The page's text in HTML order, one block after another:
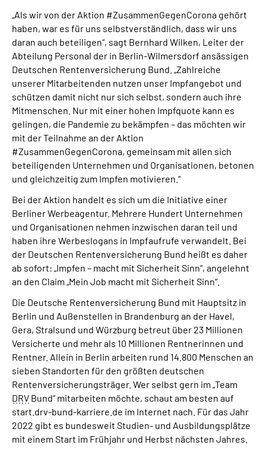
„Als wir von der Aktion #ZusammenGegenCorona gehört
haben, war es für uns selbstverständlich, dass wir uns
daran auch beteiligen“, sagt Bernhard Wilken, Leiter der
Abteilung Personal der in Berlin-Wilmersdorf ansässigen
Deutschen Rentenversicherung Bund. „Zahlreiche
unserer Mitarbeitenden nutzen unser Impfangebot und
schützen damit nicht nur sich selbst, sondern auch ihre
Mitmenschen. Nur mit einer hohen Impfquote kann es
gelingen, die Pandemie zu bekämpfen – das möchten wir
mit der Teilnahme an der Aktion
#ZusammenGegenCorona, gemeinsam mit allen sich
beteiligenden Unternehmen und Organisationen, betonen
und gleichzeitig zum Impfen motivieren.“
Bei der Aktion handelt es sich um die Initiative einer
Berliner Werbeagentur. Mehrere Hundert Unternehmen
und Organisationen nehmen inzwischen daran teil und
haben ihre Werbeslogans in Impfaufrufe verwandelt. Bei
der Deutschen Rentenversicherung Bund heißt es daher
ab sofort: „Impfen – macht mit Sicherheit Sinn“, angelehnt
an den Claim „Mein Job macht mit Sicherheit Sinn“.
Die Deutsche Rentenversicherung Bund mit Hauptsitz in
Berlin und Außenstellen in Brandenburg an der Havel,
Gera, Stralsund und Würzburg betreut über 23 Millionen
Versicherte und mehr als 10 Millionen Rentnerinnen und
Rentner. Allein in Berlin arbeiten rund 14.800 Menschen an
sieben Standorten für den größten deutschen
Rentenversicherungsträger. Wer selbst gern im „Team
DRV Bund“ mitarbeiten möchte, schaut am besten auf
start.drv-bund-karriere.de im Internet nach. Für das Jahr
2022 gibt es bundesweit Studien- und Ausbildungsplätze
mit einem Start im Frühjahr und Herbst nächsten Jahres.